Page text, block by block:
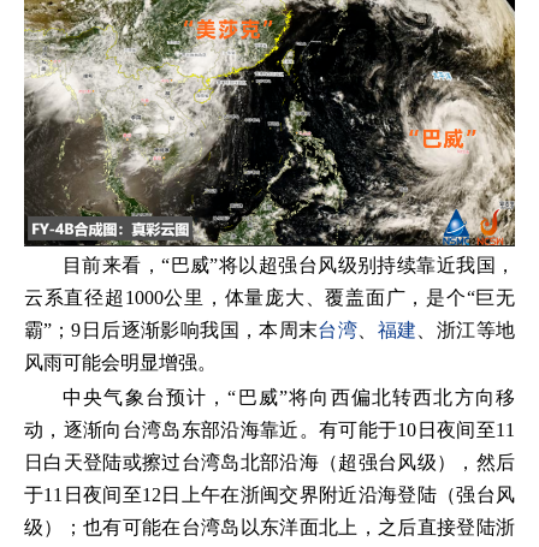
目前来看，“巴威”将以超强台风级别持续靠近我国，
云系直径超1000公里，体量庞大、覆盖面广，是个“巨无
霸”；9日后逐渐影响我国，本周末台湾 福建 、浙江等地
风雨可能会明显增强。
中央气象台预计，“巴威”将向西偏北转西北方向移
动，逐渐向台湾岛东部沿海靠近。有可能于10日夜间至11
日白天登陆或擦过台湾岛北部沿海（超强台风级），然后
于11日夜间至12日上午在浙闽交界附近沿海登陆（强台风
级）；也有可能在台湾岛以东洋面北上，之后直接登陆浙